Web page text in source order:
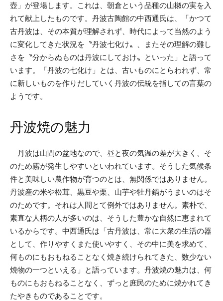
壺」が登場します。これは、朝倉という品種の山椒の実を入
れて献上したものです。丹波古陶館の中西通氏は、「かつて
古丹波は、その本質が理解されず、時代によって当然のよう
に変化してきた状況を〝丹波七化け〟、またその理解の難し
さを〝分からぬものは丹波にしておけ〟といった」と語って
います。「丹波の七化け」とは、古いものにとらわれず、常
に新しいものを作りだしていく丹波の伝統を指しての言葉の
ようです。
丹波焼の魅力
丹波は山間の盆地なので、昼と夜の気温の差が大きく、そ
のため霧が発生しやすいといわれています。そうした気候条
件と美味しい農作物が育つのとは、無関係ではありません。
丹波産の米や松茸、黒豆や栗、山芋や牡丹鍋がうまいのはそ
のためです。それは人間とて例外ではありません。素朴で、
素直な人柄の人が多いのは、そうした豊かな自然に恵まれて
いるからです。中西通氏は「古丹波は、常に大衆の生活の器
として、作りやすくまた使いやすく、その中に美を求めて、
何ものにもおもねることなく焼き続けられてきた、数少ない
焼物の一つといえる」と語っています。丹波焼の魅力は、何
ものにもおもねることなく、ずっと庶民のために焼かれてき
たやきものであることです。